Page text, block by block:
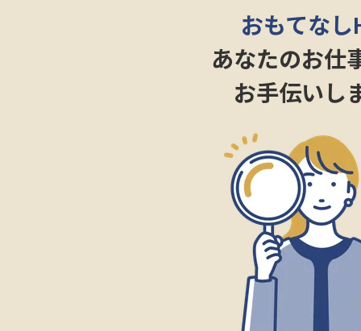
おもてなし
あなたのお仕
お手伝いし